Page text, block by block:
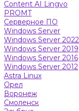
Content AI Lingvo
PROMT
Серверное ПО
Windows Server
Windows Server 2022
Windows Server 2019
Windows Server 2016
Windows Server 2012
Astra Linux
Орел
Воронеж
Смоленск